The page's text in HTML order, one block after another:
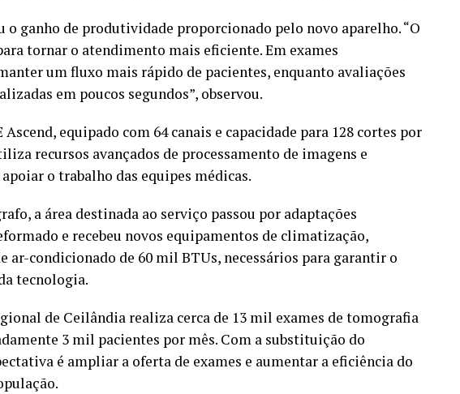
ganho de produtividade proporcionado pelo novo aparelho. “O
tornar o atendimento mais eficiente. Em exames
um fluxo mais rápido de pacientes, enquanto avaliações
em poucos segundos”, observou.
equipado com 64 canais e capacidade para 128 cortes por
recursos avançados de processamento de imagens e
o trabalho das equipes médicas.
a área destinada ao serviço passou por adaptações
e recebeu novos equipamentos de climatização,
ar-condicionado de 60 mil BTUs, necessários para garantir o
tecnologia.
de Ceilândia realiza cerca de 13 mil exames de tomografia
3 mil pacientes por mês. Com a substituição do
é ampliar a oferta de exames e aumentar a eficiência do